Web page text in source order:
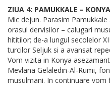
ZIUA 4: PAMUKKALE –
Mic dejun. Parasim
orasul dervisilor – calugari
hititilor; de-a lungul secolelor
turcilor Seljuk si a avansat
Vom vizita in Konya
Mevlana Gelaledin-Al-Rumi,
musulmani. In continuare vom